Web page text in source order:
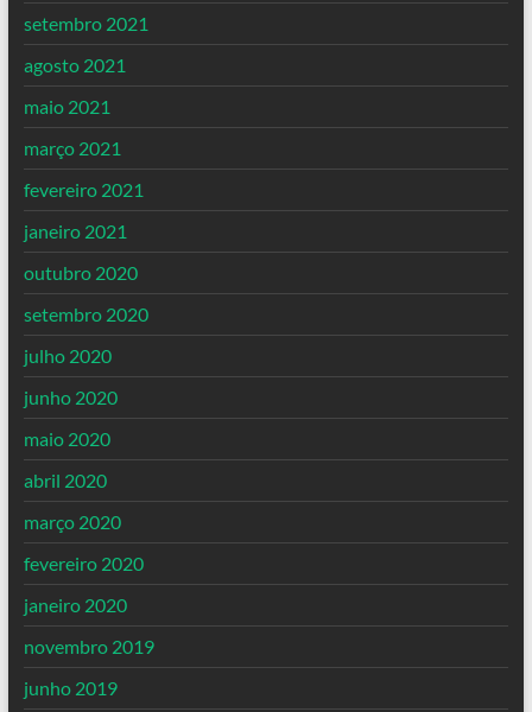
setembro 2021
agosto 2021
maio 2021
março 2021
fevereiro 2021
janeiro 2021
outubro 2020
setembro 2020
julho 2020
junho 2020
maio 2020
abril 2020
março 2020
fevereiro 2020
janeiro 2020
novembro 2019
junho 2019